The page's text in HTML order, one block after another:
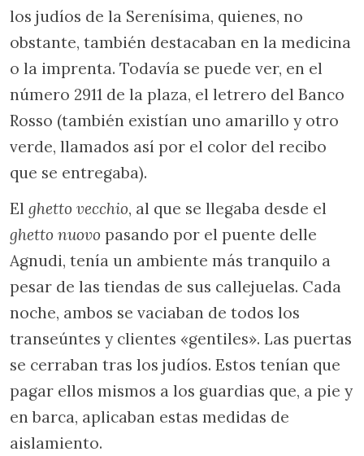
los judíos de la Serenísima, quienes, no
obstante, también destacaban en la medicina
o la imprenta. Todavía se puede ver, en el
número 2911 de la plaza, el letrero del Banco
Rosso (también existían uno amarillo y otro
verde, llamados así por el color del recibo
que se entregaba).
El ghetto vecchio, al que se llegaba desde el
ghetto nuovo pasando por el puente delle
Agnudi, tenía un ambiente más tranquilo a
pesar de las tiendas de sus callejuelas. Cada
noche, ambos se vaciaban de todos los
transeúntes y clientes «gentiles». Las puertas
se cerraban tras los judíos. Estos tenían que
pagar ellos mismos a los guardias que, a pie y
en barca, aplicaban estas medidas de
aislamiento.